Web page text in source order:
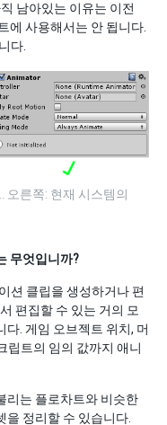
남아있는 이유는 이전
에 사용해서는 안 됩니다.
다.
오른쪽: 현재 시스템의
무엇입니까?
션 클립을 생성하거나 편
편집할 수 있는 거의 모
. 게임 오브젝트 위치, 머
립트의 임의 값까지 애니
리는 플로차트와 비슷한
을 정리할 수 있습니다.